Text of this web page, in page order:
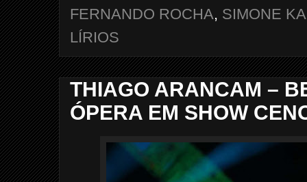
FERNANDO ROCHA, SIMONE
LÍRIOS
THIAGO ARANCAM –
ÓPERA EM SHOW